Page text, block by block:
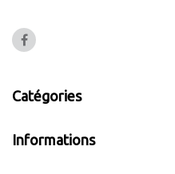
Catégories
Informations